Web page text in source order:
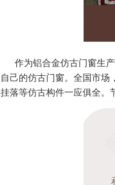
作为铝合金仿古门窗生
自己的仿古门窗。全国市场
挂落等仿古构件一应俱全。